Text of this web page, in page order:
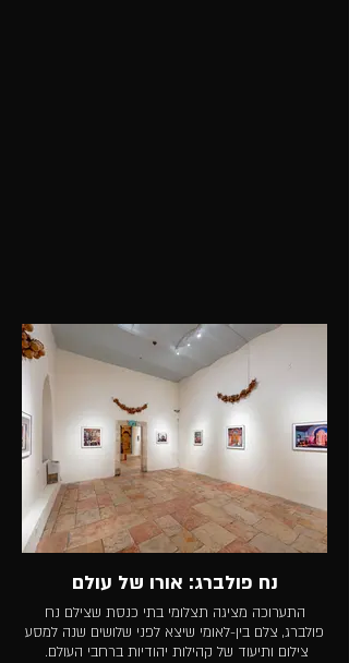
נח פולברג: אורו של עולם
התערוכה מציגה תצלומי בתי כנסת שצילם נח
פולברג, צלם בין-לאומי שיצא לפני שלושים שנה למסע
צילום ותיעוד של קהילות יהודיות ברחבי העולם.